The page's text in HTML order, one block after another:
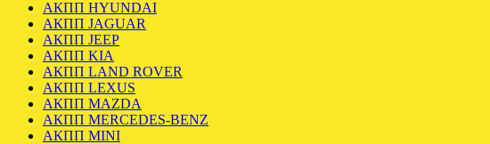
АКПП HYUNDAI
АКПП JAGUAR
АКПП JEEP
АКПП KIA
АКПП LAND ROVER
АКПП LEXUS
АКПП MAZDA
АКПП MERCEDES-BENZ
АКПП MINI